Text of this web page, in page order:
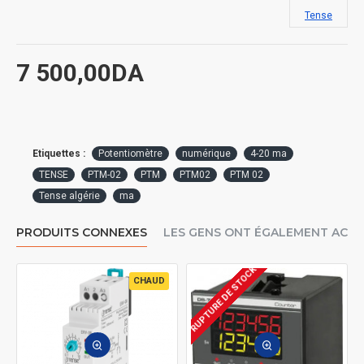
7 500,00DA
Tense
Etiquettes : Potentiomètre numérique
4-20 ma
TENSE
PTM-02 PTM PTM02
PTM 02
Tense algérie
ma
PRODUITS CONNEXES LES GENS ONT ÉGALEMENT
CHAUD RUPTURE DE STOCK